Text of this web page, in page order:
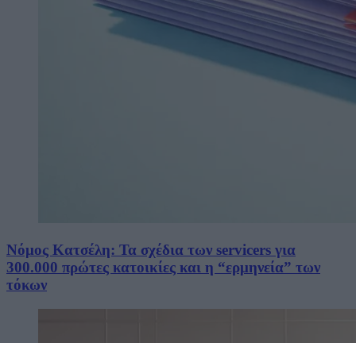
Νόμος Κατσέλη: Τα σχέδια των servicers για
300.000 πρώτες κατοικίες και η “ερμηνεία” των
τόκων